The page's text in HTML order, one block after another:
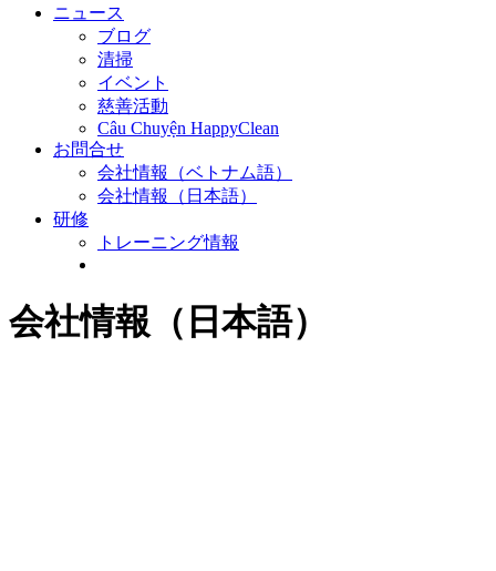
ニュース
ブログ
清掃
イベント
慈善活動
Câu Chuyện HappyClean
お問合せ
会社情報（ベトナム語）
会社情報（日本語）
研修
トレーニング情報
会社情報（日本語）